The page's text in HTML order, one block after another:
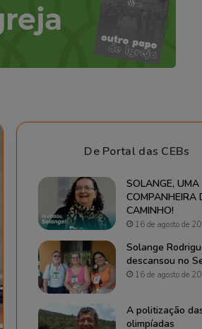
De Portal das CEBs
SOLANGE, UMA
COMPANHEIRA
CAMINHO!
16 de agosto de
Solange
descansou no
16 de agosto de
A politização
olimpíadas